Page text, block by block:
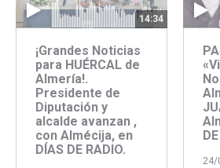
14:34
¡Grandes Noticias
para HUÉRCAL de
Almería!.
Presidente de
Diputación y
alcalde avanzan ,
con Almécija, en
DÍAS DE RADIO.
24/